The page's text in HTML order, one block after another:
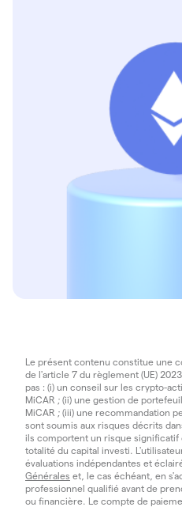
Le présent contenu constitue une
de l'article 7 du règlement (UE)
pas : (i) un conseil sur les crypto-
MiCAR ; (ii) une gestion de
MiCAR ; (iii) une recommandation
sont soumis aux risques décrits
ils comportent un risque significatif
totalité du capital investi.
évaluations indépendantes et
Générales et, le cas échéant, en
professionnel qualifié avant de
ou financière. Le compte de